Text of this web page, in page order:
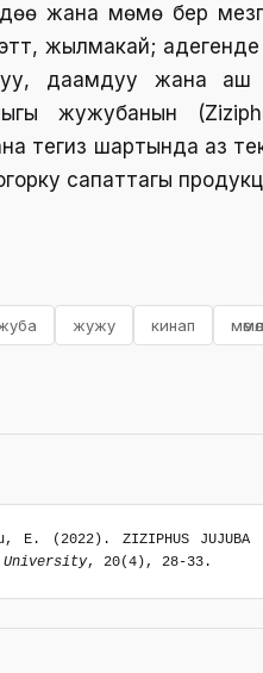
жана мөмө берүү
жылмакай;
даамдуу жана аш
жужубанын
тегиз шартында аз
сапаттагы
жужу кинап
(2022). ZIZIPHUS JUJUBA
, 20(4), 28-33.